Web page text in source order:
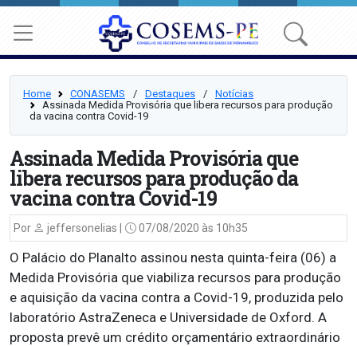
Home CONASEMS ⠀/⠀ Destaques ⠀/⠀ Notícias
Assinada Medida Provisória que libera recursos para produção
da vacina contra Covid-19
Assinada Medida Provisória que
libera recursos para produção da
vacina contra Covid-19
Por jeffersonelias | 07/08/2020 às 10h35
O Palácio do Planalto assinou nesta quinta-feira (06) a
Medida Provisória que viabiliza recursos para produção
e aquisição da vacina contra a Covid-19, produzida pelo
laboratório AstraZeneca e Universidade de Oxford. A
proposta prevê um crédito orçamentário extraordinário